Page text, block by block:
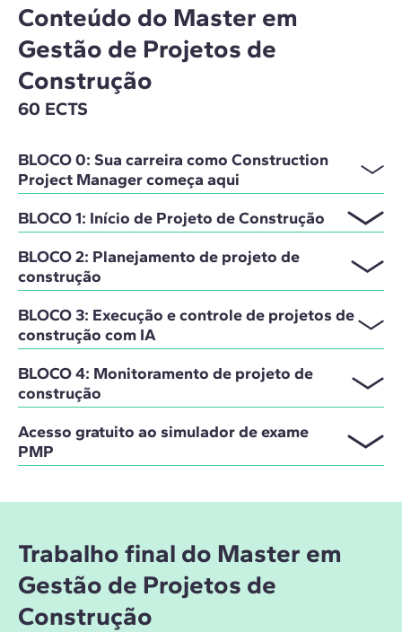
Conteúdo do Master em
Gestão de Projetos de
Construção
60 ECTS
BLOCO 0: Sua carreira como Construction
Project Manager começa aqui
BLOCO 1: Início de Projeto de Construção
BLOCO 2: Planejamento de projeto de
construção
BLOCO 3: Execução e controle de projetos de
construção com IA
BLOCO 4: Monitoramento de projeto de
construção
Acesso gratuito ao simulador de exame
PMP
Trabalho final do Master em
Gestão de Projetos de
Construção